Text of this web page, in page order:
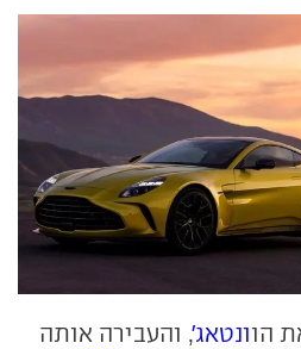
הוונטאג', והעבירה אותה